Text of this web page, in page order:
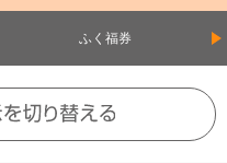
ふく福券